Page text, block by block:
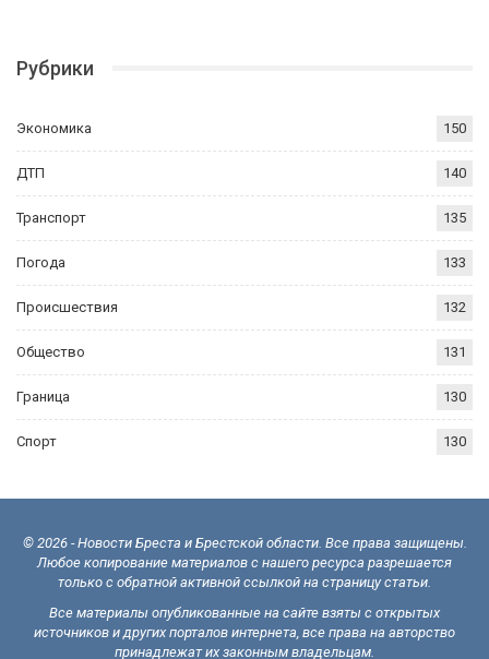
Рубрики
Экономика 150
ДТП 140
Транспорт 135
Погода 133
Происшествия 132
Общество 131
Граница 130
Спорт 130
© 2026 - Новости Бреста и Брестской области. Все права защищены.
Любое копирование материалов с нашего ресурса разрешается
только с обратной активной ссылкой на страницу статьи.
Все материалы опубликованные на сайте взяты с открытых
источников и других порталов интернета, все права на авторство
принадлежат их законным владельцам.